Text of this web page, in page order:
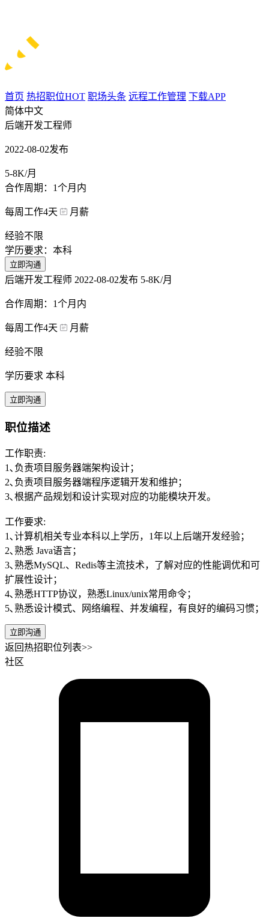
首页 热招职位HOT 职场头条 远程工作管理 下载APP
简体中文
后端开发工程师
2022-08-02发布
5-8K/月
合作周期：1个月内
每周工作4天 月薪
经验不限
学历要求：本科
立即沟通
后端开发工程师 2022-08-02发布 5-8K/月
合作周期：1个月内
每周工作4天 月薪
经验不限
学历要求 本科
立即沟通
职位描述
工作职责:
1､负责项目服务器端架构设计；
2､负责项目服务器端程序逻辑开发和维护；
3､根据产品规划和设计实现对应的功能模块开发。
工作要求:
1､计算机相关专业本科以上学历，1年以上后端开发经验；
2､熟悉 Java语言；
3､熟悉MySQL、Redis等主流技术，了解对应的性能调优和可
扩展性设计；
4､熟悉HTTP协议，熟悉Linux/unix常用命令；
5､熟悉设计模式、网络编程、并发编程，有良好的编码习惯；
立即沟通
返回热招职位列表>>
社区